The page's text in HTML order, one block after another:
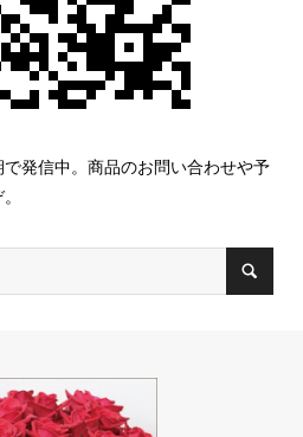
発信中。商品のお問い合わせや予